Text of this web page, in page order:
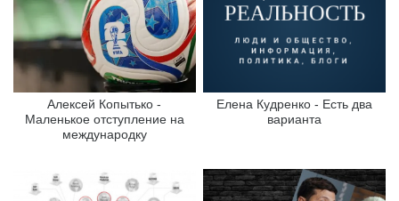
Алексей Копытько -
Маленькое отступление на
международку
Елена Кудренко - Есть два
варианта